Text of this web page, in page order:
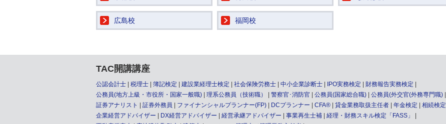
広島校 福岡校
TAC開講講座
公認会計士 税理士 簿記検定 建設業経理士検定 社会保険労務士 中小企業診断士 IPO実務検定
財務報告実務検定
公務員(地方上級・市役所・国家一般職)
理系公務員（技術職） 警察官･消防官 公務員(国家総合職) 公務員(外交官(外務専門職)
証券アナリスト
証券外務員 ファイナンシャルプランナー(FP) DCプランナー CFA® 貸金業務取扱主任者 年金検定
相続検定
企業経営アドバイザー
DX経営アドバイザー 経営承継アドバイザー 事業再生士補
経理・財務スキル検定「FASS」